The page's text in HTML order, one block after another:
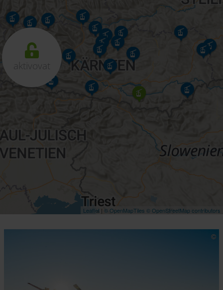
aktivovat
Leaflet | © OpenMapTiles © OpenStreetMap contributors